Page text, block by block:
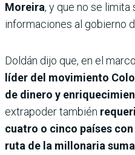
Moreira, y que no se
informaciones al gobierno
Doldán dijo que, en el
líder del movimiento
de dinero y
extrapoder también
cuatro o cinco países
ruta de la millonaria